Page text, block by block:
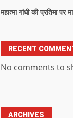
महात्मा गांधी की प्रतिमा पर
RECENT
No comments to
ARCHIVES